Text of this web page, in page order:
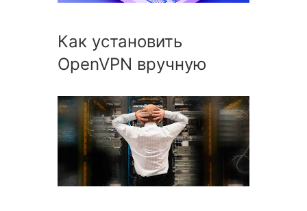
Как установить
OpenVPN вручную